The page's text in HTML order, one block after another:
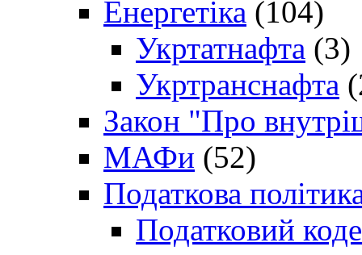
Енергетіка (104)
Укртатнафта (3)
Укртранснафта
Закон "Про
МАФи (52)
Податкова
Податковий